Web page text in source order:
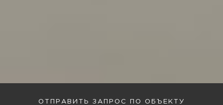
ОТПРАВИТЬ ЗАПРОС ПО ОБЪЕКТУ